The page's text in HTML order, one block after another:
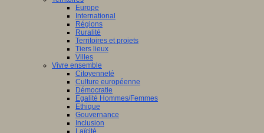
Europe
International
Régions
Ruralité
Territoires et projets
Tiers lieux
Villes
Vivre ensemble
Citoyenneté
Culture européenne
Démocratie
Egalité Hommes/Femmes
Ethique
Gouvernance
Inclusion
Laïcité